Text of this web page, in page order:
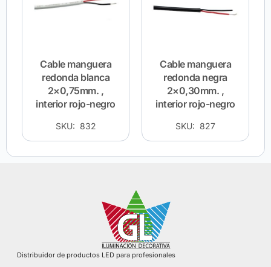
Cable manguera
redonda blanca
2×0,75mm. ,
interior rojo-negro
SKU: 832
Cable manguera
redonda negra
2×0,30mm. ,
interior rojo-negro
SKU: 827
Distribuidor de productos LED para profesionales